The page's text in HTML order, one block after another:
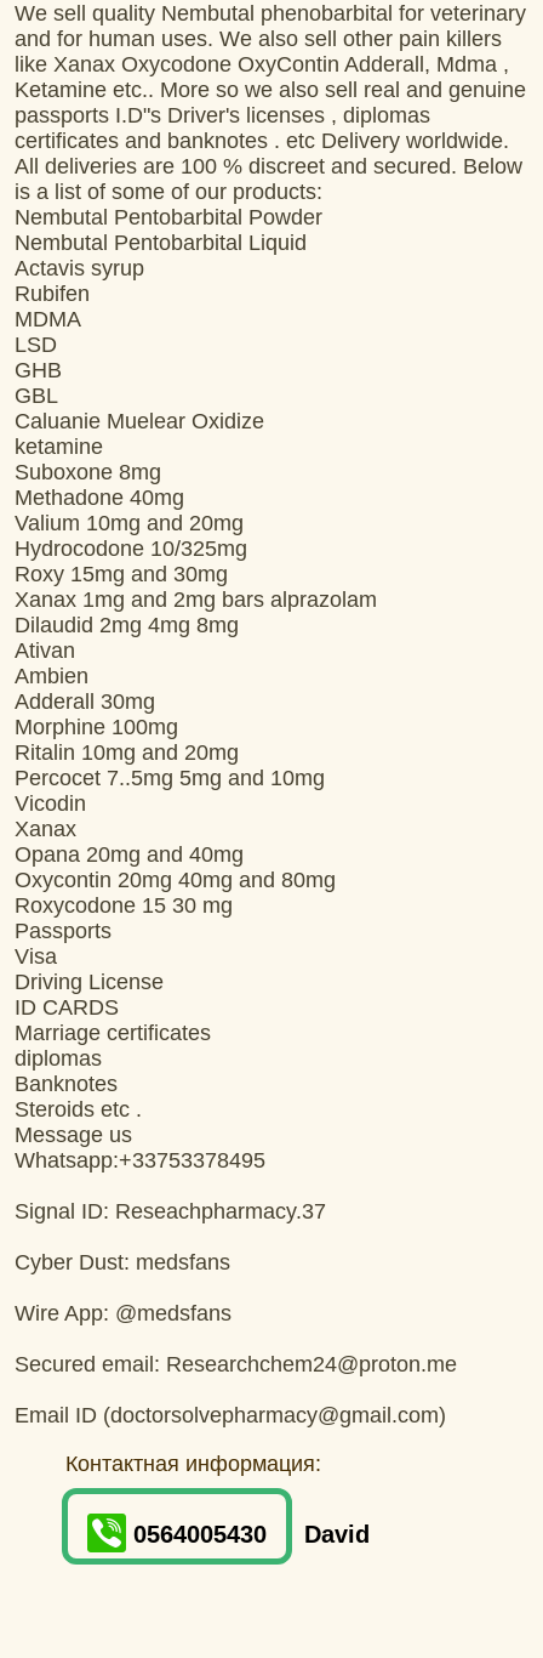
We sell quality Nembutal phenobarbital for veterinary
and for human uses. We also sell other pain killers
like Xanax Oxycodone OxyContin Adderall, Mdma ,
Ketamine etc.. More so we also sell real and genuine
passports I.D"s Driver's licenses , diplomas
certificates and banknotes . etc Delivery worldwide.
All deliveries are 100 % discreet and secured. Below
is a list of some of our products:
Nembutal Pentobarbital Powder
Nembutal Pentobarbital Liquid
Actavis syrup
Rubifen
MDMA
LSD
GHB
GBL
Caluanie Muelear Oxidize
ketamine
Suboxone 8mg
Methadone 40mg
Valium 10mg and 20mg
Hydrocodone 10/325mg
Roxy 15mg and 30mg
Xanax 1mg and 2mg bars alprazolam
Dilaudid 2mg 4mg 8mg
Ativan
Ambien
Adderall 30mg
Morphine 100mg
Ritalin 10mg and 20mg
Percocet 7..5mg 5mg and 10mg
Vicodin
Xanax
Opana 20mg and 40mg
Oxycontin 20mg 40mg and 80mg
Roxycodone 15 30 mg
Passports
Visa
Driving License
ID CARDS
Marriage certificates
diplomas
Banknotes
Steroids etc .
Message us
Whatsapp:+33753378495
Signal ID: Reseachpharmacy.37
Cyber Dust: medsfans
Wire App: @medsfans
Secured email: Researchchem24@proton.me
Email ID (doctorsolvepharmacy@gmail.com)
Контактная информация:
0564005430 David